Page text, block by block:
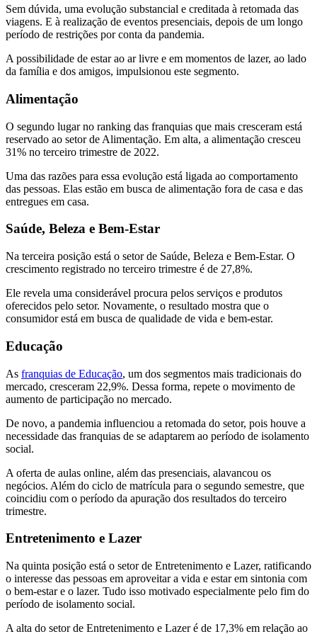
Sem dúvida, uma evolução substancial e creditada à retomada das
viagens. E à realização de eventos presenciais, depois de um longo
período de restrições por conta da pandemia.
A possibilidade de estar ao ar livre e em momentos de lazer, ao lado
da família e dos amigos, impulsionou este segmento.
Alimentação
O segundo lugar no ranking das franquias que mais cresceram está
reservado ao setor de Alimentação. Em alta, a alimentação cresceu
31% no terceiro trimestre de 2022.
Uma das razões para essa evolução está ligada ao comportamento
das pessoas. Elas estão em busca de alimentação fora de casa e das
entregues em casa.
Saúde, Beleza e Bem-Estar
Na terceira posição está o setor de Saúde, Beleza e Bem-Estar. O
crescimento registrado no terceiro trimestre é de 27,8%.
Ele revela uma considerável procura pelos serviços e produtos
oferecidos pelo setor. Novamente, o resultado mostra que o
consumidor está em busca de qualidade de vida e bem-estar.
Educação
As franquias de Educação, um dos segmentos mais tradicionais do
mercado, cresceram 22,9%. Dessa forma, repete o movimento de
aumento de participação no mercado.
De novo, a pandemia influenciou a retomada do setor, pois houve a
necessidade das franquias de se adaptarem ao período de isolamento
social.
A oferta de aulas online, além das presenciais, alavancou os
negócios. Além do ciclo de matrícula para o segundo semestre, que
coincidiu com o período da apuração dos resultados do terceiro
trimestre.
Entretenimento e Lazer
Na quinta posição está o setor de Entretenimento e Lazer, ratificando
o interesse das pessoas em aproveitar a vida e estar em sintonia com
o bem-estar e o lazer. Tudo isso motivado especialmente pelo fim do
período de isolamento social.
A alta do setor de Entretenimento e Lazer é de 17,3% em relação ao